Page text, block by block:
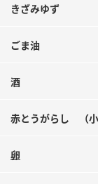
きざみゆず
ごま油
酒
赤とうがらし （小
卵